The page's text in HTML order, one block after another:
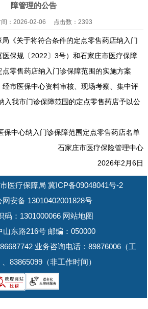
障管理的公告
：2026-02-06 点击数： 2393
《关于将符合条件的定点零售药店纳入门
保规〔2022〕3号）和石家庄市医疗保障
点零售药店纳入门诊保障范围的实施方案
经市医保中心资料审核、现场考察、集中评
入我市门诊保障范围的定点零售药店予以公
保中心纳入门诊保障范围定点零售药店名单
石家庄市医疗保险管理中心
2026年2月6日